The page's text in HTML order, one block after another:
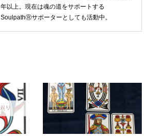
年以上。現在は魂の道をサポートする
SoulpathⓇサポーターとしても活動中。